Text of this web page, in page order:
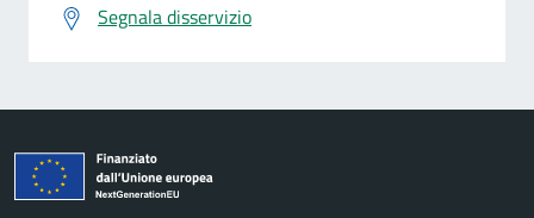
Segnala disservizio